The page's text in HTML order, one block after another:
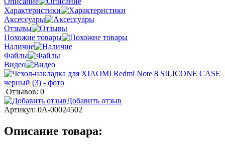
Характеристики
Аксессуары
Отзывы
Похожие товары
Наличие
Файлы
Видео
Отзывов: 0
Добавить отзыв
Артикул: 0А-00024502
Описание товара: